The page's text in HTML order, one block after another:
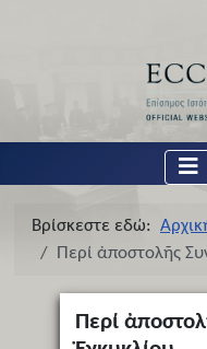
Βρίσκεστε εδώ:
Περί ἀποστολῆς
Περί